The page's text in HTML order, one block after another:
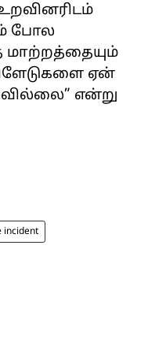
போல
ஏன்
என்று
incident